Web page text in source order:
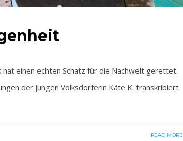
hat einen echten Schatz für die Nachwelt gerettet:
der jungen Volksdorferin Käte K. transkribiert
READ MORE